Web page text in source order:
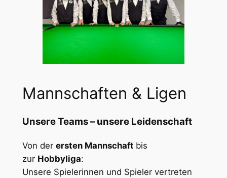
Mannschaften & Ligen
Unsere Teams – unsere Leidenschaft
Von der ersten Mannschaft bis
zur Hobbyliga:
Unsere Spielerinnen und Spieler vertreten